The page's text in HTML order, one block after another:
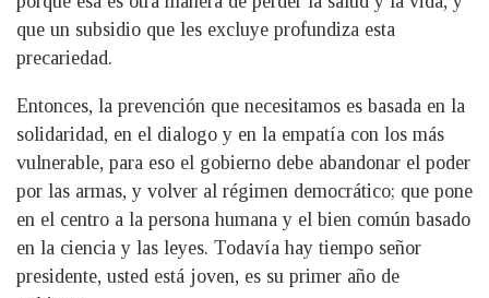
que un subsidio que les excluye profundiza esta
precariedad.
Entonces, la prevención que necesitamos es basada en la
solidaridad, en el dialogo y en la empatía con los más
vulnerable, para eso el gobierno debe abandonar el poder
por las armas, y volver al régimen democrático; que pone
en el centro a la persona humana y el bien común basado
en la ciencia y las leyes. Todavía hay tiempo señor
presidente, usted está joven, es su primer año de